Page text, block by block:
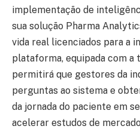
implementação de
sua solução Pharma
vida real licenciados para a
plataforma, equipada com a
permitirá que gestores da
perguntas ao sistema e
da jornada do paciente em
acelerar estudos de